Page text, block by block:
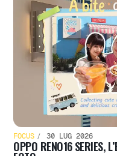
FOCUS 30 LUG 2026
OPPO RENO16 SERIES,